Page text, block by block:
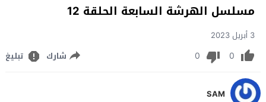
مسلسل الهرشة السابعة الحلقة 12
3 أبريل 2023
0
0 شارك تبليغ
SAM